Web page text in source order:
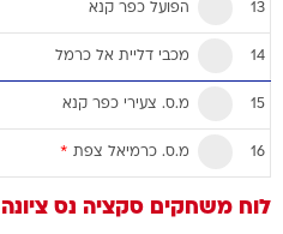
13 הפועל כפר קנא
14 מכבי דליית אל כרמל
15 מ.ס. צעירי כפר קנא
16 מ.ס. כרמיאל צפת *
לוח משחקים סקציה נס ציונה